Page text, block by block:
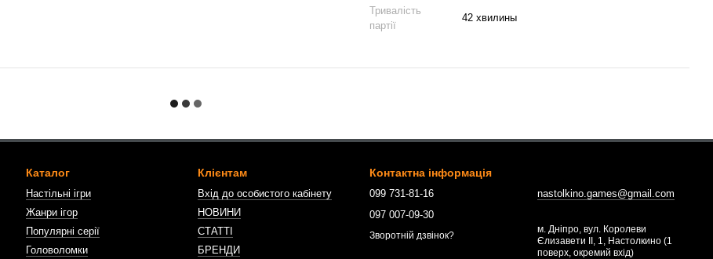
Тривалість
партії
42 хвилины
Каталог
Настільні ігри
Жанри ігор
Популярні серії
Головоломки
Клієнтам
Вхід до особистого кабінету
НОВИНИ
СТАТТІ
БРЕНДИ
Контактна інформація
099 731-81-16
097 007-09-30
Зворотній дзвінок?
nastolkino.games@gmail.com
м. Дніпро, вул. Королеви
Єлизавети ІІ, 1, Настолкино (1
поверх, окремий вхід)